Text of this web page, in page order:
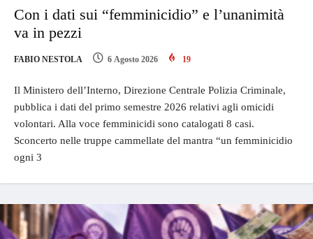
Con i dati sui “femminicidio” e l’unanimità
va in pezzi
FABIO NESTOLA 6 Agosto 2026 19
Il Ministero dell’Interno, Direzione Centrale Polizia Criminale,
pubblica i dati del primo semestre 2026 relativi agli omicidi
volontari. Alla voce femminicidi sono catalogati 8 casi.
Sconcerto nelle truppe cammellate del mantra “un femminicidio
ogni 3